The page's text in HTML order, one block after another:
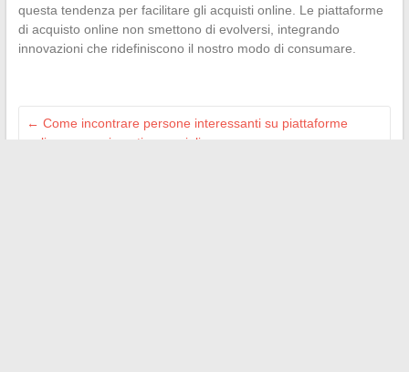
questa tendenza per facilitare gli acquisti online. Le piattaforme
di acquisto online non smettono di evolversi, integrando
innovazioni che ridefiniscono il nostro modo di consumare.
← Come incontrare persone interessanti su piattaforme
online: suggerimenti e consigli